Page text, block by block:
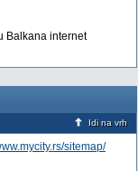
Balkana internet
Idi na vrh
sitemap/